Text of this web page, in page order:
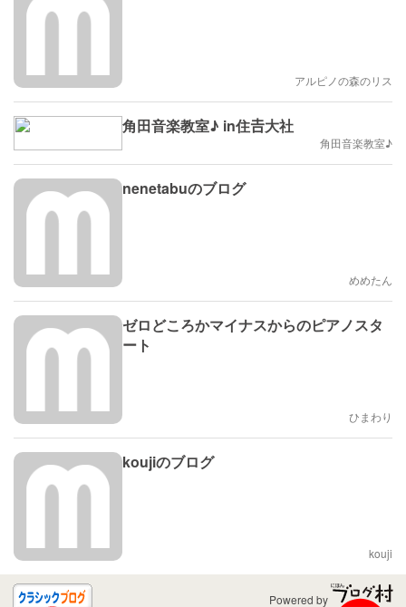
アルピノの森のリス
角田音楽教室♪ in住𠮷大社
角田音楽教室♪
nenetabuのブログ
めめたん
ゼロどころかマイナスからのピアノスタ
ート
ひまわり
koujiのブログ
kouji
Powered by